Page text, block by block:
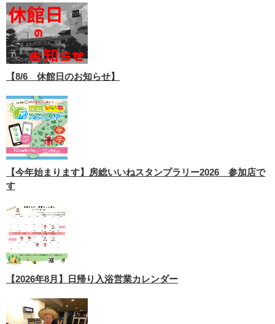
【8/6 休館日のお知らせ】
【今年始まります】房総いいねスタンプラリー2026 参加店で
す
【2026年8月】日帰り入浴営業カレンダー